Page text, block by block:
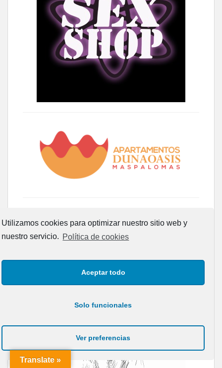
Utilizamos cookies para optimizar nuestro sitio web y
nuestro servicio. Política de cookies
Aceptar todo
Solo funcionales
Ver preferencias
Translate »